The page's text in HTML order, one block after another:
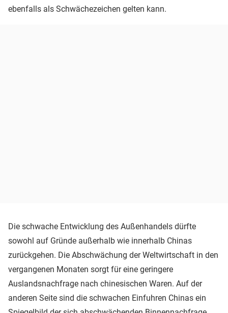
ebenfalls als Schwächezeichen gelten kann.
Die schwache Entwicklung des Außenhandels dürfte
sowohl auf Gründe außerhalb wie innerhalb Chinas
zurückgehen. Die Abschwächung der Weltwirtschaft in den
vergangenen Monaten sorgt für eine geringere
Auslandsnachfrage nach chinesischen Waren. Auf der
anderen Seite sind die schwachen Einfuhren Chinas ein